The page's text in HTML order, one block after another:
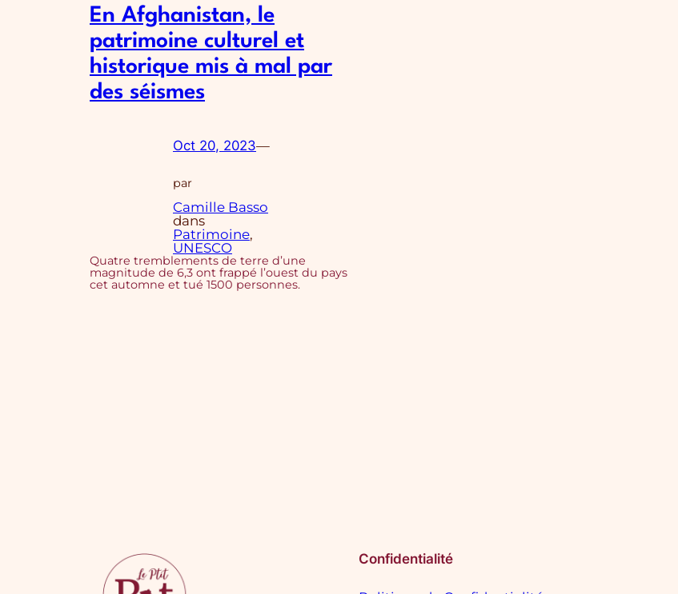
En Afghanistan, le
patrimoine culturel et
historique mis à mal par
des séismes
Oct 20, 2023—
par
Camille Basso
dans
Patrimoine
UNESCO
Quatre tremblements de terre d’une
magnitude de 6,3 ont frappé l’ouest du pays
cet automne et tué 1500 personnes.
Confidentialité